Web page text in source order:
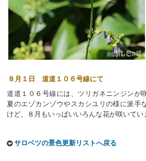
８月１日 道道１０６号線にて
道道１０６号線には、ツリガネニンジンが
夏のエゾカンゾウやスカシユリの様に派手
けど、８月もいっぱいいろんな花が咲いてい
サロベツの景色更新リストへ戻る